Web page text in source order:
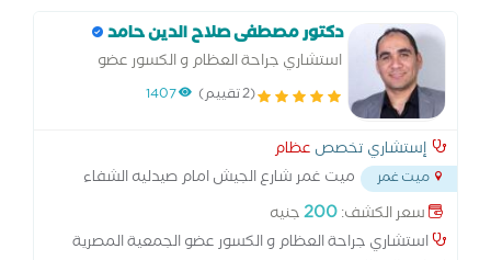
دكتور مصطفى صلاح الدين حامد
استشاري جراحة العظام و الكسور عضو
الجمعية المصرية لجراحة العظام
(2 تقييم) 1407
إستشاري تخصص عظام
ميت غمر
ميت غمر شارع الجيش امام صيدليه الشفاء
سعر الكشف:200جنيه
استشاري جراحة العظام و الكسور عضو الجمعية المصرية